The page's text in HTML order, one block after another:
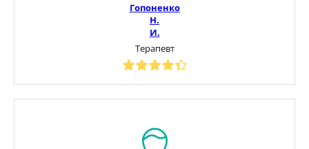
Гопоненко
Н.
И.
Терапевт